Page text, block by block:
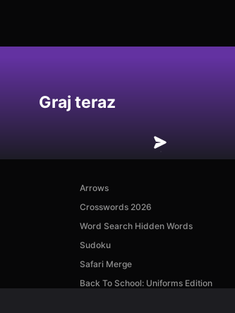
Graj teraz
Arrows
Crosswords 2026
Word Search Hidden Words
Sudoku
Safari Merge
Back To School: Uniforms Edition